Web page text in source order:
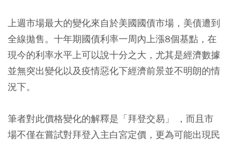
上週市場最大的變化來自於美國國債市場，美債遭到
全線拋售。十年期國債利率一周內上漲8個基點，在
現今的利率水平上可以說十分之大，尤其是經濟數據
並無突出變化以及疫情惡化下經濟前景並不明朗的情
況下。
筆者對此價格變化的解釋是「拜登交易」 ，而且市
場不僅在嘗試對拜登入主白宮定價，更為可能出現民